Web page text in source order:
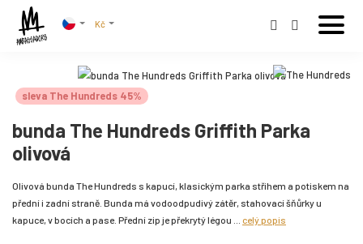
Kč
sleva The Hundreds 45%
bunda The Hundreds Griffith Parka
olivová
Olivová bunda The Hundreds s kapucí, klasickým parka střihem a potiskem na
přední i zadní straně. Bunda má vodoodpudivý zátěr, stahovací šňůrky u
kapuce, v bocích a pase. Přední zip je překrytý légou ... celý popis